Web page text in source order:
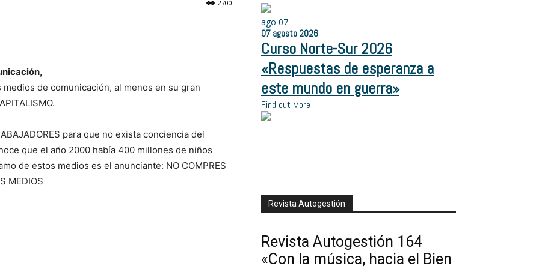
2700
de comunicación, al menos en su gran
para que no exista conciencia del
que el año 2000 había 400 millones de niños
de estos medios es el anunciante: NO COMPRES
MEDIOS
ago 07
07 agosto 2026
Curso Norte-Sur 2026
«Respuestas de esperanza a
este mundo en guerra»
Find out More
Revista Autogestión
Revista Autogestión 164
«Con la música, hacia el Bien